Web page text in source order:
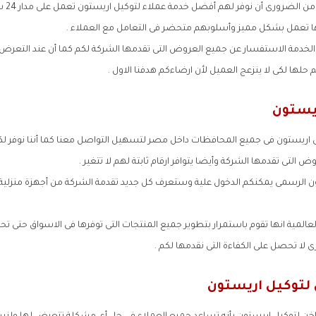
تعمل بشكل مميز وأسلوبهم متحضر فى التعامل مع العملاء .
الاستفسار عن جميع العروض التى تقدمها الشركة لكم كما أن عند
لكى لا ينزعج العميل لأن ارضاءكم هدفنا الاول .
اريستون فى جميع المحافظات داخل مصر لتسهيل التواصل معنا كما أننا نوفر
التى تقدمها الشركة وأيضا يتوافر ارقام ثابتة لهم لا تتغير .
الرسمى يمكنكم الدخول علية وستعرف كل جديد تقدمة الشركة من أجهزة
انها تقوم باستمرار بتطوير جميع المنتجات التى توفرها فى الاسواق
لا تحصل على الكفاءة التى نقدمها لكم .
اريستون